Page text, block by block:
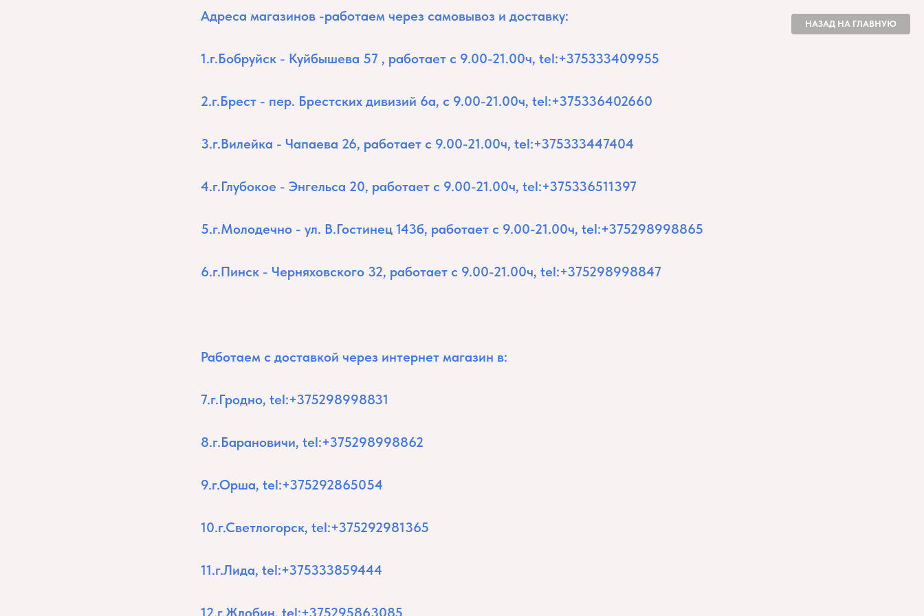
НАЗАД НА ГЛАВНУЮ
Адреса магазинов -работаем через самовывоз и доставку:
1.г.Бобруйск - Куйбышева 57 , работает с 9.00-21.00ч, tel:+375333409955
2.г.Брест - пер. Брестских дивизий 6а, с 9.00-21.00ч, tel:+375336402660
3.г.Вилейка - Чапаева 26, работает с 9.00-21.00ч, tel:+375333447404
4.г.Глубокое - Энгельса 20, работает с 9.00-21.00ч, tel:+375336511397
5.г.Молодечно - ул. В.Гостинец 143б, работает с 9.00-21.00ч, tel:+375298998865
6.г.Пинск - Черняховского 32, работает с 9.00-21.00ч, tel:+375298998847
Работаем с доставкой через интернет магазин в:
7.г.Гродно, tel:+375298998831
8.г.Барановичи, tel:+375298998862
9.г.Орша, tel:+375292865054
10.г.Светлогорск, tel:+375292981365
11.г.Лида, tel:+375333859444
12.г.Жлобин, tel:+375295863085